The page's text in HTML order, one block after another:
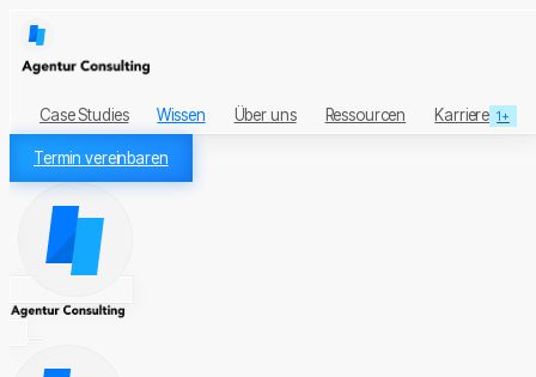
Case Studies Wissen Über uns Ressourcen Karriere 1+
Termin vereinbaren